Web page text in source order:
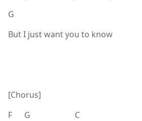
G
But I just want you to know
[Chorus]
F G C